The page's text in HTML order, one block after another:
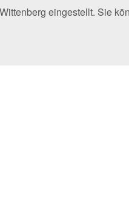
eingestellt. Sie